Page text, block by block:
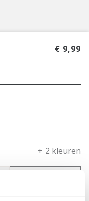
€ 9,99
+ 2 kleuren